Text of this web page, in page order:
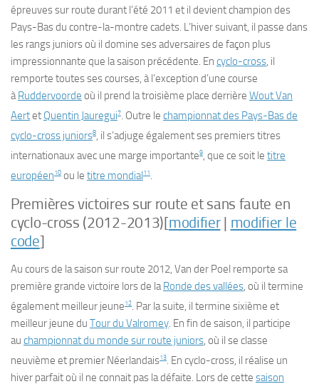
épreuves sur route durant l’été 2011 et il devient champion des
Pays-Bas du contre-la-montre cadets. L’hiver suivant, il passe dans
les rangs juniors où il domine ses adversaires de façon plus
impressionnante que la saison précédente. En cyclo-cross, il
remporte toutes ses courses, à l’exception d’une course
àRuddervoorde où il prend la troisième place derrière Wout Van
Aertet Quentin Jauregui7. Outre le championnat des Pays-Bas de
cyclo-cross juniors8, il s’adjuge également ses premiers titres
internationaux avec une marge importante9, que ce soit le titre
européen10 ou le titre mondial11.
Premières victoires sur route et sans faute en
cyclo-cross (2012-2013)[modifier| modifier le
code]
Au cours de la saison sur route 2012, Van der Poel remporte sa
première grande victoire lors de laRonde des vallées, où il termine
également meilleur jeune12. Par la suite, il termine sixième et
meilleur jeune du Tour du Valromey. En fin de saison, il participe
au championnat du monde sur route juniors, où il se classe
neuvième et premier Néerlandais13. En cyclo-cross, il réalise un
hiver parfait où il ne connait pas la défaite. Lors de cette saison